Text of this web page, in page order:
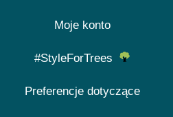
Moje konto
#StyleForTrees
Preferencje dotyczące